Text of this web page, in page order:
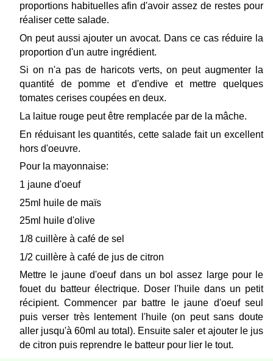
proportions habituelles afin d'avoir assez de restes pour
réaliser cette salade.
On peut aussi ajouter un avocat. Dans ce cas réduire la
proportion d'un autre ingrédient.
Si on n'a pas de haricots verts, on peut augmenter la
quantité de pomme et d'endive et mettre quelques
tomates cerises coupées en deux.
La laitue rouge peut être remplacée par de la mâche.
En réduisant les quantités, cette salade fait un excellent
hors d'oeuvre.
Pour la mayonnaise:
1 jaune d'oeuf
25ml huile de maïs
25ml huile d'olive
1/8 cuillère à café de sel
1/2 cuillère à café de jus de citron
Mettre le jaune d'oeuf dans un bol assez large pour le
fouet du batteur électrique. Doser l'huile dans un petit
récipient. Commencer par battre le jaune d'oeuf seul
puis verser très lentement l'huile (on peut sans doute
aller jusqu'à 60ml au total). Ensuite saler et ajouter le jus
de citron puis reprendre le batteur pour lier le tout.